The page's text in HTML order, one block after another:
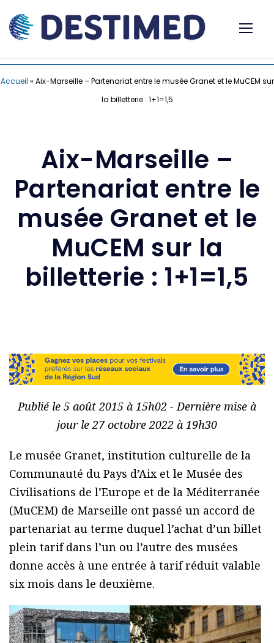
Accueil » Aix-Marseille – Partenariat entre le musée Granet et le MuCEM sur
la billetterie : 1+1=1,5
Aix-Marseille –
Partenariat entre le
musée Granet et le
MuCEM sur la
billetterie : 1+1=1,5
Publié le 5 août 2015 à 15h02 - Dernière mise à
jour le 27 octobre 2022 à 19h30
Le musée Granet, institution culturelle de la
Communauté du Pays d’Aix et le Musée des
Civilisations de l’Europe et de la Méditerranée
(MuCEM) de Marseille ont passé un accord de
partenariat au terme duquel l’achat d’un billet
plein tarif dans l’un ou l’autre des musées
donne accès à une entrée à tarif réduit valable
six mois dans le deuxième.